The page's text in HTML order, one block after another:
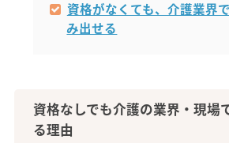
資格がなくても、介護業界
み出せる
資格なしでも介護の業界・現場
る理由